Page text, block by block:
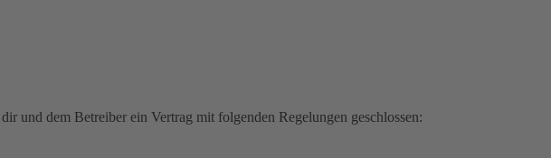
dem Betreiber ein Vertrag mit folgenden Regelungen geschlossen: